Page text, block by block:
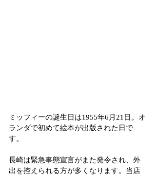
ミッフィーの誕生日は1955年6月21日。オ
ランダで初めて絵本が出版された日で
す。
長崎は緊急事態宣言がまた発令され、外
出を控えられる方が多くなります。当店